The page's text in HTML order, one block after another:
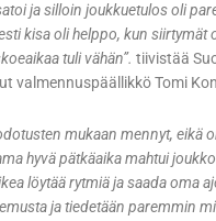
ja silloin joukkuetulos oli
kisa oli helppo, kun siirtymät
tuli vähän”. tiivistää
valmennuspäällikkö Tomi
mukaan mennyt, eikä
hyvä pätkäaika mahtui
löytää rytmiä ja saada oma
ja tiedetään paremmin